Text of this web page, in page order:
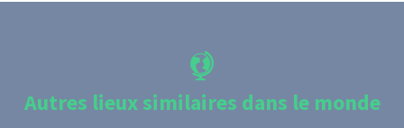
Autres lieux similaires dans le monde